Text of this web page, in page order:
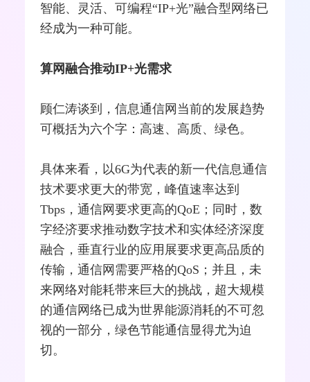
智能、灵活、可编程“IP+光”融合型 网络已
经成为一种可能。
算网融合推动IP+光需求
顾仁涛谈到，信息通信网当前的发展趋势
可概括为六个字：高速、高质、绿色。
具体来看，以6G为代表的新一代信息通信
技术要求更大的带宽，峰值速率达到
Tbps，通信网要求更高的QoE；同时，数
字经济要求推动数字技术和实体经济深度
融合，垂直行业的应用展要求更高品质的
传输，通信网需要严格的QoS ；并且，未
来网络对能耗带来巨大的挑战，超大规模
的通信网络已成为世界能源消耗的不可忽
视的一部分，绿色节能通信显得尤为迫
切。